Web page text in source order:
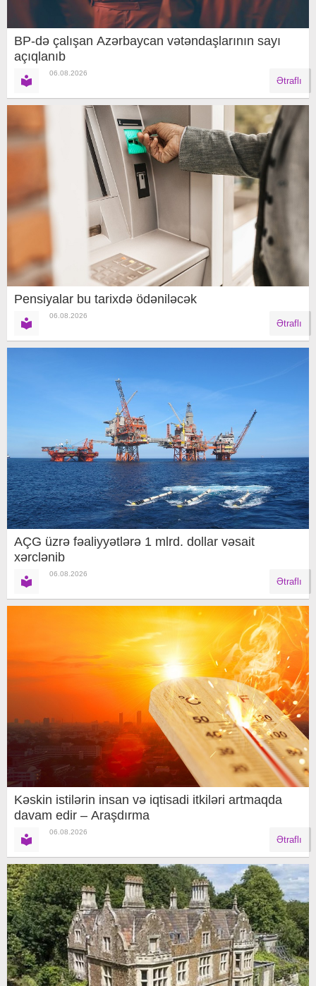
BP-də çalışan Azərbaycan vətəndaşlarının sayı
açıqlanıb
06.08.2026
Ətraflı
Pensiyalar bu tarixdə ödəniləcək
06.08.2026
Ətraflı
AÇG üzrə fəaliyyətlərə 1 mlrd. dollar vəsait
xərclənib
06.08.2026
Ətraflı
Kəskin istilərin insan və iqtisadi itkiləri artmaqda
davam edir – Araşdırma
06.08.2026
Ətraflı